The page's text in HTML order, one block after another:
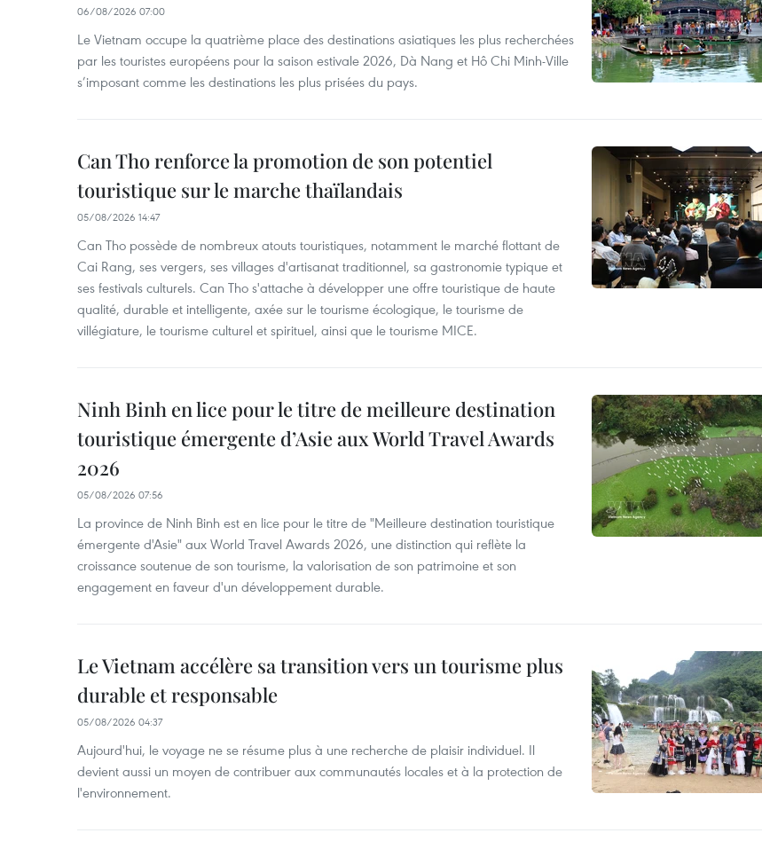
06/08/2026 07:00
Le Vietnam occupe la quatrième place des destinations asiatiques les plus recherchées
par les touristes européens pour la saison estivale 2026, Dà Nang et Hô Chi Minh-Ville
s’imposant comme les destinations les plus prisées du pays.
Can Tho renforce la promotion de son potentiel
touristique sur le marche thaïlandais
05/08/2026 14:47
Can Tho possède de nombreux atouts touristiques, notamment le marché flottant de
Cai Rang, ses vergers, ses villages d'artisanat traditionnel, sa gastronomie typique et
ses festivals culturels. Can Tho s'attache à développer une offre touristique de haute
qualité, durable et intelligente, axée sur le tourisme écologique, le tourisme de
villégiature, le tourisme culturel et spirituel, ainsi que le tourisme MICE.
Ninh Binh en lice pour le titre de meilleure destination
touristique émergente d’Asie aux World Travel Awards
2026
05/08/2026 07:56
La province de Ninh Binh est en lice pour le titre de "Meilleure destination touristique
émergente d'Asie" aux World Travel Awards 2026, une distinction qui reflète la
croissance soutenue de son tourisme, la valorisation de son patrimoine et son
engagement en faveur d'un développement durable.
Le Vietnam accélère sa transition vers un tourisme plus
durable et responsable
05/08/2026 04:37
Aujourd'hui, le voyage ne se résume plus à une recherche de plaisir individuel. Il
devient aussi un moyen de contribuer aux communautés locales et à la protection de
l'environnement.